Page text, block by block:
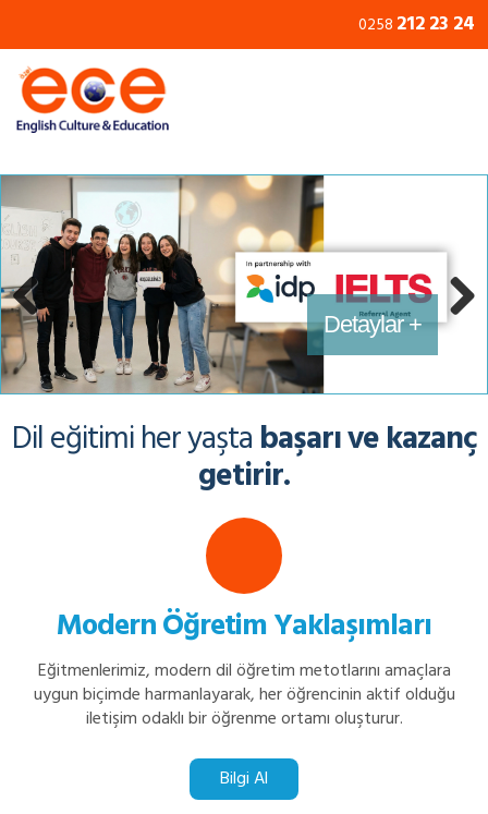
0258 212 23 24
Detaylar +
İngilizce Kursları +
Erken Yaşlarda İngilizce +
Eğitimler +
Previous Next
Dil eğitimi her yaştabaşarı ve kazanç
getirir.
Modern Öğretim Yaklaşımları
Eğitmenlerimiz, modern dil öğretim metotlarını amaçlara
uygun biçimde harmanlayarak, her öğrencinin aktif olduğu
iletişim odaklı bir öğrenme ortamı oluşturur.
Bilgi Al